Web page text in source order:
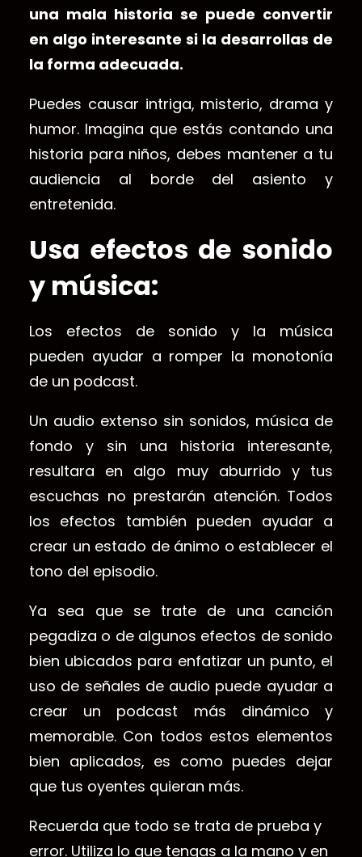
una mala historia se puede convertir
en algo interesante si la desarrollas de
la forma adecuada.
Puedes causar intriga, misterio, drama y
humor. Imagina que estás contando una
historia para niños, debes mantener a tu
audiencia al borde del asiento y
entretenida.
Usa efectos de sonido
y música:
Los efectos de sonido y la música
pueden ayudar a romper la monotonía
de un podcast.
Un audio extenso sin sonidos, música de
fondo y sin una historia interesante,
resultara en algo muy aburrido y tus
escuchas no prestarán atención. Todos
los efectos también pueden ayudar a
crear un estado de ánimo o establecer el
tono del episodio.
Ya sea que se trate de una canción
pegadiza o de algunos efectos de sonido
bien ubicados para enfatizar un punto, el
uso de señales de audio puede ayudar a
crear un podcast más dinámico y
memorable. Con todos estos elementos
bien aplicados, es como puedes dejar
que tus oyentes quieran más.
Recuerda que todo se trata de prueba y
error. Utiliza lo que tengas a la mano y en